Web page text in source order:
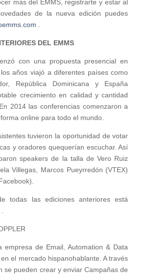
más del EMMS, registrarte y estar al
de la nueva edición puedes
DEL EMMS
con una propuesta presencial en
años viajó a diferentes países como
República Dominicana y España
crecimiento en calidad y cantidad
2014 las conferencias comenzaron a
online para todo el mundo.
tuvieron la oportunidad de votar
y oradores quequerían escuchar. Así
speakers de la talla de Vero Ruiz
Villegas, Marcos Pueyrredón (VTEX)
todas las ediciones anteriores está
de Email, Automation & Data
el mercado hispanohablante. A través
se pueden crear y enviar Campañas de